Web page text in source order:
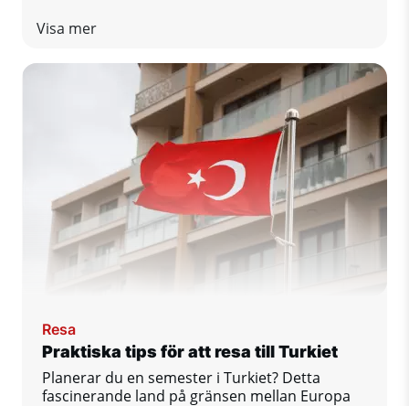
UNESCO:s världsarvslista. Låt oss titta på de
Visa mer
Resa
Praktiska tips för att resa till Turkiet
Planerar du en semester i Turkiet? Detta
fascinerande land på gränsen mellan Europa